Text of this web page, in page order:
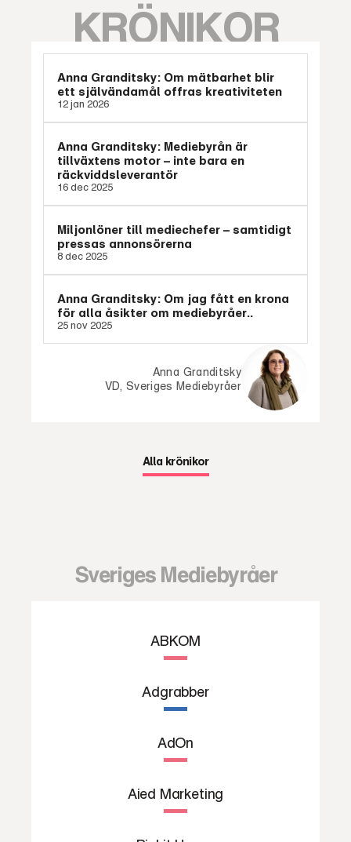
KRÖNIKOR
Anna Granditsky
VD, Sveriges Mediebyråer
Anna Granditsky: Om mätbarhet blir
ett självändamål offras kreativiteten
12 jan 2026
Anna Granditsky: Mediebyrån är
tillväxtens motor – inte bara en
räckviddsleverantör
16 dec 2025
Miljonlöner till mediechefer – samtidigt
pressas annonsörerna
8 dec 2025
Anna Granditsky: Om jag fått en krona
för alla åsikter om mediebyråer..
25 nov 2025
Alla krönikor
Sveriges Mediebyråer
ABKOM
Adgrabber
AdOn
Aied Marketing